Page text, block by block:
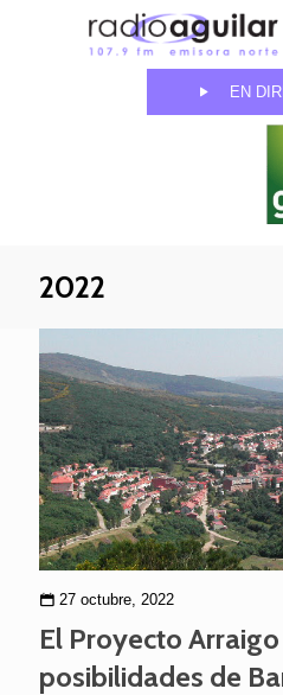
EN
2022
27 octubre, 2022
El Proyecto
posibilidades de